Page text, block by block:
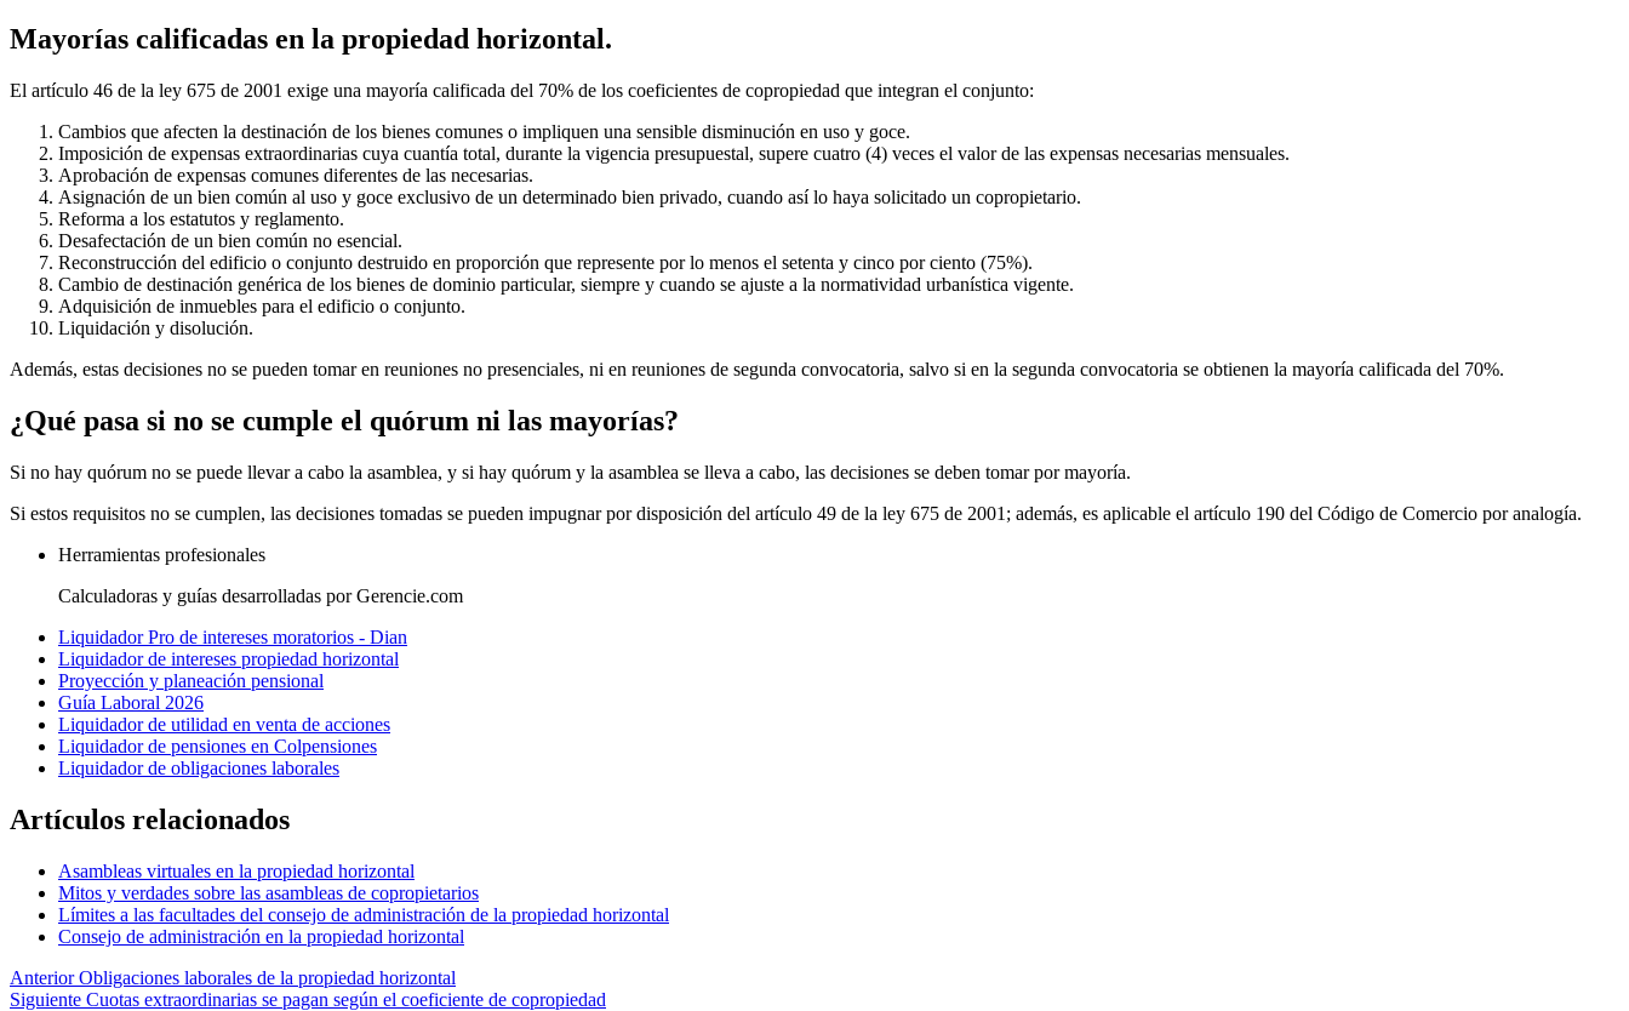
Mayorías calificadas en la propiedad horizontal.
El artículo 46 de la ley 675 de 2001 exige una mayoría calificada del 70% de los coeficientes de copropiedad que integran el conjunto:
Cambios que afecten la destinación de los bienes comunes o impliquen una sensible disminución en uso y goce.
Imposición de expensas extraordinarias cuya cuantía total, durante la vigencia presupuestal, supere cuatro (4) veces el valor de las expensas necesarias mensuales.
Aprobación de expensas comunes diferentes de las necesarias.
Asignación de un bien común al uso y goce exclusivo de un determinado bien privado, cuando así lo haya solicitado un copropietario.
Reforma a los estatutos y reglamento.
Desafectación de un bien común no esencial.
Reconstrucción del edificio o conjunto destruido en proporción que represente por lo menos el setenta y cinco por ciento (75%).
Cambio de destinación genérica de los bienes de dominio particular, siempre y cuando se ajuste a la normatividad urbanística vigente.
Adquisición de inmuebles para el edificio o conjunto.
Liquidación y disolución.
Además, estas decisiones no se pueden tomar en reuniones no presenciales, ni en reuniones de segunda convocatoria, salvo si en la segunda convocatoria se obtienen la mayoría calificada del 70%.
¿Qué pasa si no se cumple el quórum ni las mayorías?
Si no hay quórum no se puede llevar a cabo la asamblea, y si hay quórum y la asamblea se lleva a cabo, las decisiones se deben tomar por mayoría.
Si estos requisitos no se cumplen, las decisiones tomadas se pueden impugnar por disposición del artículo 49 de la ley 675 de 2001; además, es aplicable el artículo 190 del Código de Comercio por analogía.
Herramientas profesionales
Calculadoras y guías desarrolladas por Gerencie.com
Liquidador Pro de intereses moratorios - Dian
Liquidador de intereses propiedad horizontal
Proyección y planeación pensional
Guía Laboral 2026
Liquidador de utilidad en venta de acciones
Liquidador de pensiones en Colpensiones
Liquidador de obligaciones laborales
Artículos relacionados
Asambleas virtuales en la propiedad horizontal
Mitos y verdades sobre las asambleas de copropietarios
Límites a las facultades del consejo de administración de la propiedad horizontal
Consejo de administración en la propiedad horizontal
Anterior Obligaciones laborales de la propiedad horizontal
Siguiente Cuotas extraordinarias se pagan según el coeficiente de copropiedad